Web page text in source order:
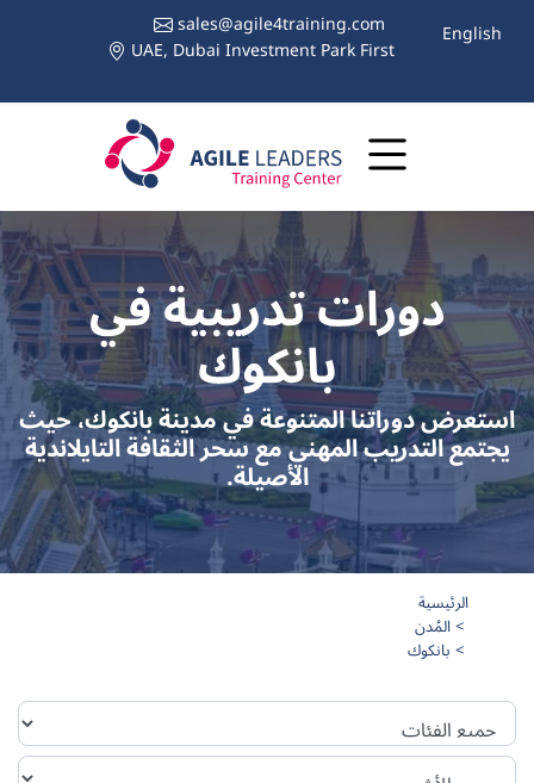
sales@agile4training.com
UAE, Dubai Investment Park First English
دورات تدريبية في
بانكوك
استعرض دوراتنا المتنوعة في مدينة بانكوك، حيث
يجتمع التدريب المهني مع سحر الثقافة التايلاندية
الأصيلة.
الرئيسية
المُدن
بانكوك